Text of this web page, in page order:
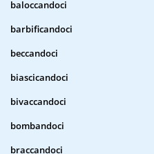
baloccandoci
barbificandoci
beccandoci
biascicandoci
bivaccandoci
bombandoci
braccandoci